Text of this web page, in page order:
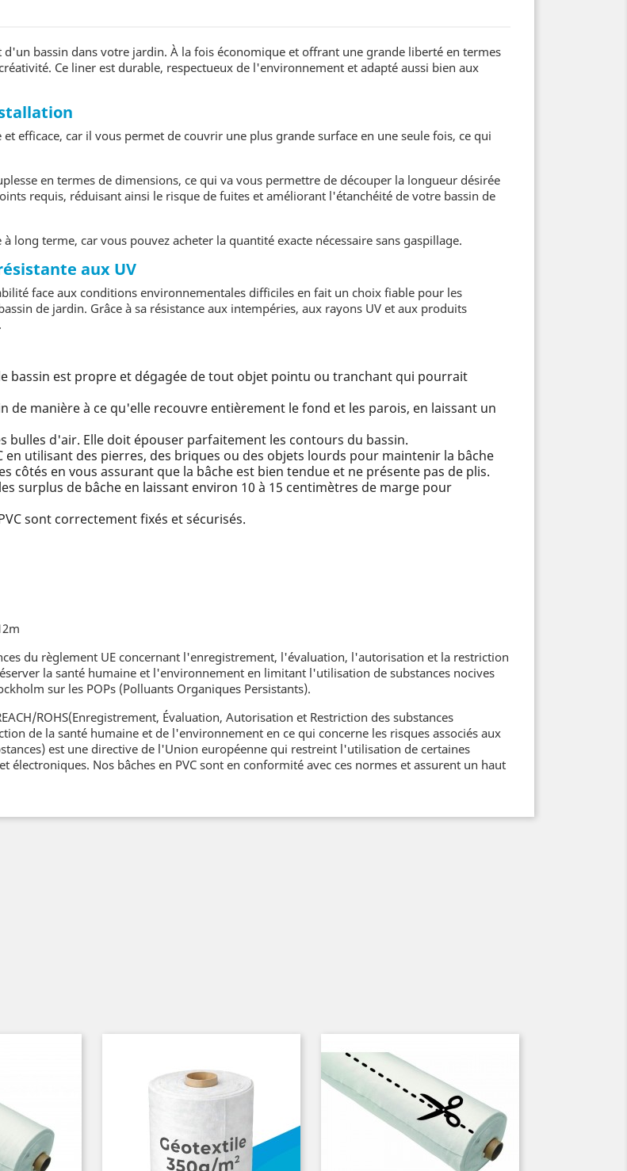
bassin dans votre jardin. À la fois économique et offrant une grande liberté en termes
Ce liner est durable, respectueux de l'environnement et adapté aussi bien aux
efficace, car il vous permet de couvrir une plus grande surface en une seule fois, ce qui
en termes de dimensions, ce qui va vous permettre de découper la longueur désirée
requis, réduisant ainsi le risque de fuites et améliorant l'étanchéité de votre bassin de
long terme, car vous pouvez acheter la quantité exacte nécessaire sans gaspillage.
aux UV
face aux conditions environnementales difficiles en fait un choix fiable pour les
de jardin. Grâce à sa résistance aux intempéries, aux rayons UV et aux produits
bassin est propre et dégagée de tout objet pointu ou tranchant qui pourrait
de manière à ce qu'elle recouvre entièrement le fond et les parois, en laissant un
bulles d'air. Elle doit épouser parfaitement les contours du bassin.
en utilisant des pierres, des briques ou des objets lourds pour maintenir la bâche
côtés en vous assurant que la bâche est bien tendue et ne présente pas de plis.
surplus de bâche en laissant environ 10 à 15 centimètres de marge pour
sont correctement fixés et sécurisés.
du règlement UE concernant l'enregistrement, l'évaluation, l'autorisation et la restriction
la santé humaine et l'environnement en limitant l'utilisation de substances nocives
sur les POPs (Polluants Organiques Persistants).
ROHS(Enregistrement, Évaluation, Autorisation et Restriction des substances
de la santé humaine et de l'environnement en ce qui concerne les risques associés aux
est une directive de l'Union européenne qui restreint l'utilisation de certaines
électroniques. Nos bâches en PVC sont en conformité avec ces normes et assurent un haut